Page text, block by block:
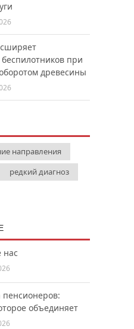
при
древесины
направления
редкий диагноз
нас
пенсионеров:
объединяет